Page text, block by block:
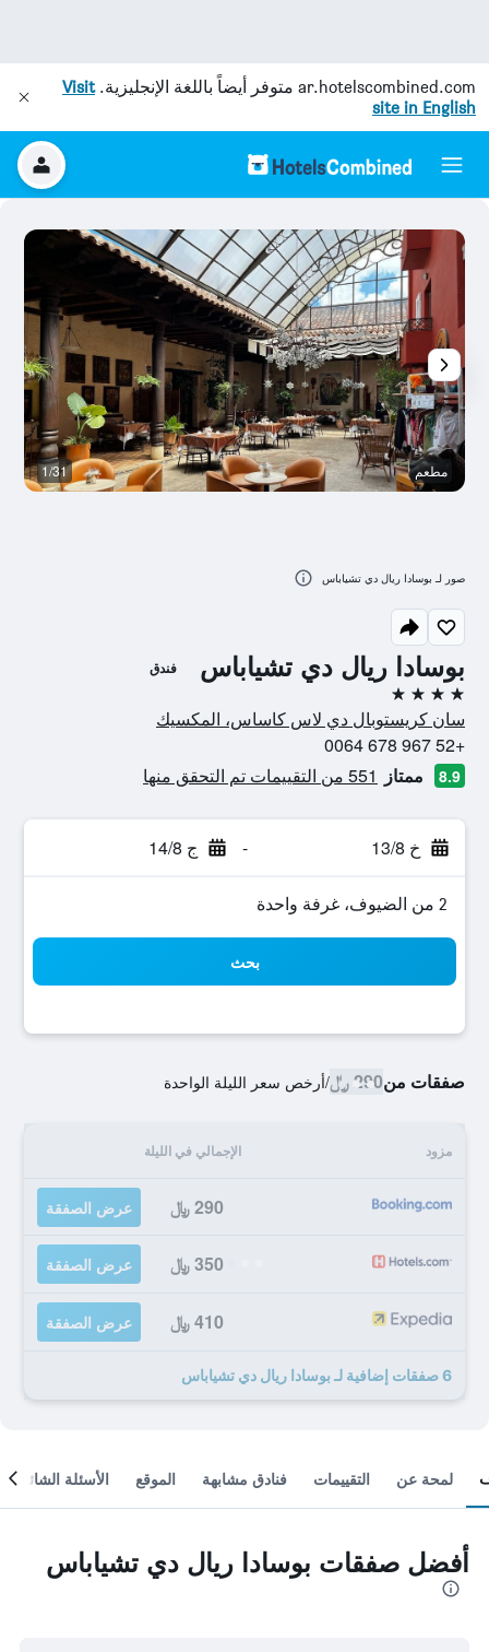
ar.hotelscombined.com متوفر أيضاً باللغة الإنجليزية.Visit
site in English
بوسادا ريال دي تشياباس فندق
4 نجوم
سان كريستوبال دي لاس كاساس، المكسيك
+52 967 678 0064
8.9 ممتاز 551 من التقييمات تم التحقق منها
خ 13/8 - ج 14/8
2 من الضيوف، غرفة واحدة
بحث
صفقات من290 ﷼ /أرخص سعر الليلة الواحدة
مزود الإجمالي في الليلة
290 ﷼ عرض الصفقة
350 ﷼ عرض الصفقة
410 ﷼ عرض الصفقة
6 صفقات إضافية لـ بوسادا ريال دي تشياباس
مطعم 1/31
صور لـ بوسادا ريال دي تشياباس
لمحة عن التقييمات فنادق مشابهة الموقع الأسئلة الشائعة
أفضل صفقات بوسادا ريال دي تشياباس